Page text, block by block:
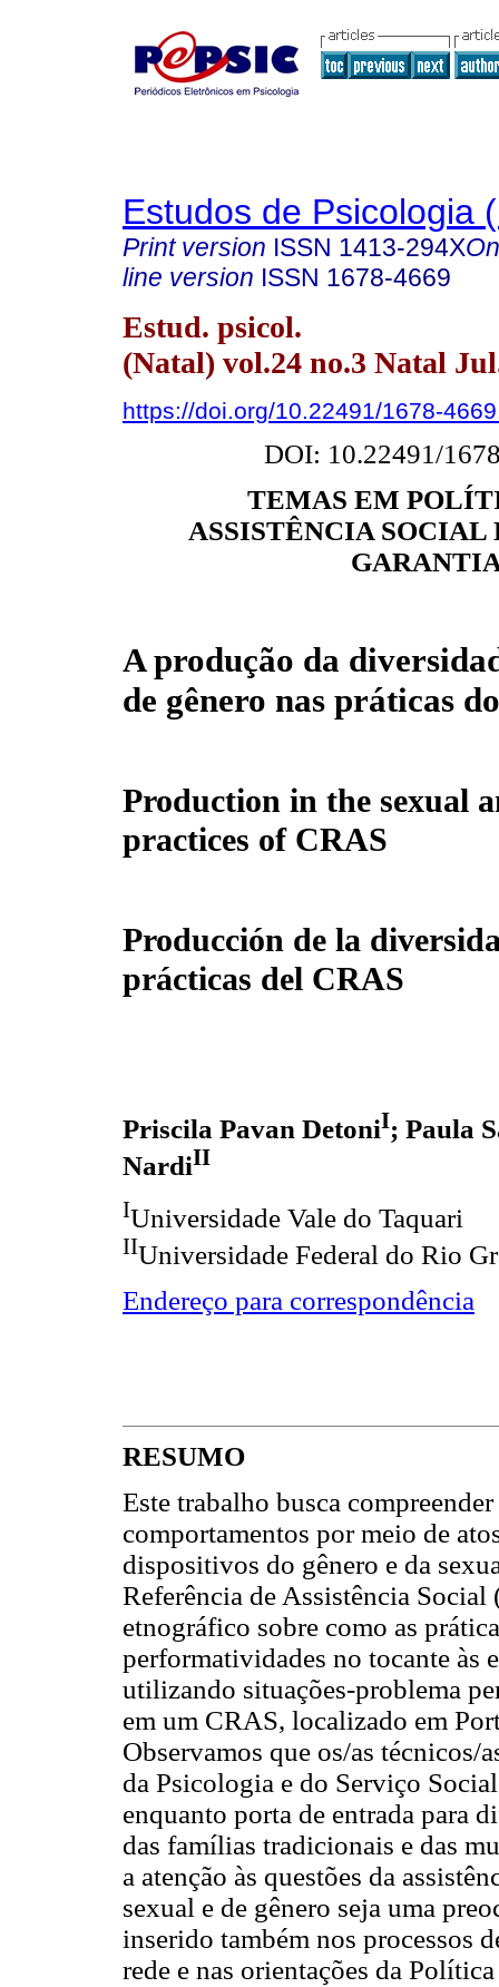
Estudos de Psicologia
Print version ISSN 1413-294X
line version ISSN 1678-4669
Estud. psicol.
(Natal) vol.24 no.3 Natal
https://doi.org/10.22491/1678-
DOI: 10.22491/
TEMAS EM
ASSISTÊNCIA SOCIAL
A produção da
de gênero nas práticas
Production in the sexual
practices of CRAS
Producción de la
prácticas del CRAS
Priscila Pavan DetoniI; Paula
NardiII
IUniversidade Vale do Taquari
IIUniversidade Federal do Rio
Endereço para correspondência
RESUMO
Este trabalho busca
comportamentos por meio de
dispositivos do gênero e da
Referência de Assistência
etnográfico sobre como as
performatividades no tocante às
utilizando situações-problema
em um CRAS, localizado em
Observamos que os/as técnicos/
da Psicologia e do Serviço
enquanto porta de entrada para
das famílias tradicionais e das
a atenção às questões da
sexual e de gênero seja uma
inserido também nos processos
rede e nas orientações da